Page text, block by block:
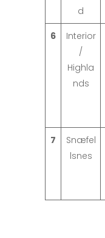
d
6
Interior
/
Highla
nds
7
Snæfel
lsnes